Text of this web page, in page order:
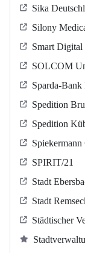
Sika
Silony
Smart
SOLCOM
Sparda-
Spedition
Spedition
SPIRIT/21
Stadt
Stadt
Städtischer